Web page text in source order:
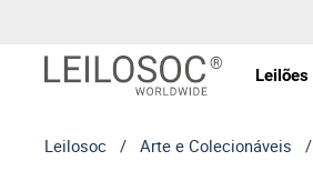
Leilões
Leilosoc / Arte e Colecionáveis /